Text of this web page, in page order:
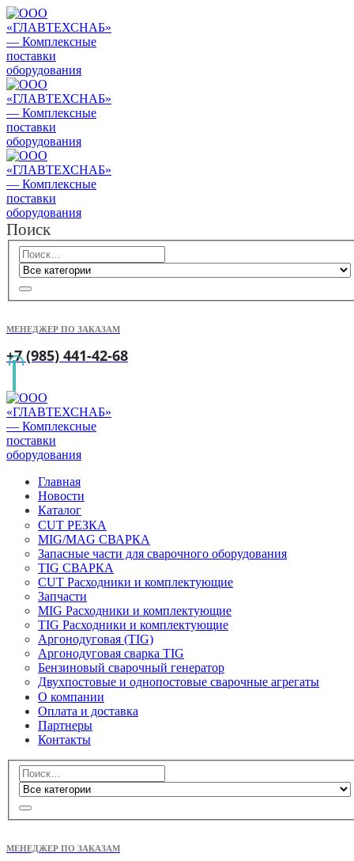
Поиск
МЕНЕДЖЕР ПО ЗАКАЗАМ
+7 (985) 441-42-68
Главная
Новости
Каталог
CUT РЕЗКА
MIG/MAG СВАРКА
Запасные части для сварочного оборудования
TIG СВАРКА
CUT Расходники и комплектующие
Запчасти
MIG Расходники и комплектующие
TIG Расходники и комплектующие
Аргонодуговая (TIG)
Аргонодуговая сварка TIG
Бензиновый сварочный генератор
Двухпостовые и однопостовые сварочные агрегаты
О компании
Оплата и доставка
Партнеры
Контакты
МЕНЕДЖЕР ПО ЗАКАЗАМ